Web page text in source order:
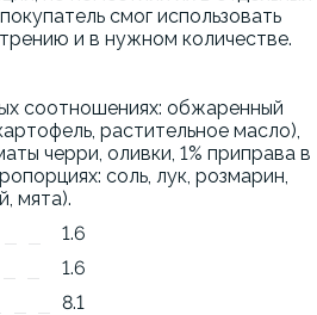
смог использовать
и в нужном количестве.
соотношениях: обжаренный
растительное масло),
черри, оливки, 1% приправа в
соль, лук, розмарин,
мята).
1.6
1.6
8.1